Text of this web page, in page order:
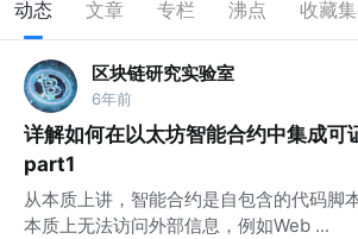
动态 文章 专栏 沸点 收藏集
区块链研究实验室
6年前
详解如何在以太坊智能合约中集成
part1
从本质上讲，智能合约是自包含的代码脚
本质上无法访问外部信息，例如Web ...